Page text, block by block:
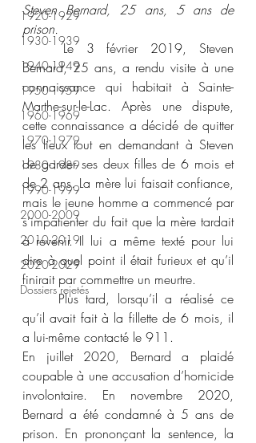
1920-1929
1930-1939
1940-1949
1950-1959
1960-1969
1970-1979
1980-1989
1990-1999
2000-2009
2010-2019
2020-2029
Dossiers rejetés
Steven Bernard, 25 ans, 5 ans de
prison.
	Le 3 février 2019, Steven
Bernard, 25 ans, a rendu visite à une
connaissance qui habitait à Sainte-
Marthe-sur-le-Lac. Après une dispute,
cette connaissance a décidé de quitter
les lieux tout en demandant à Steven
de garder ses deux filles de 6 mois et
de 2 ans. La mère lui faisait confiance,
mais le jeune homme a commencé par
s’impatienter du fait que la mère tardait
à revenir. Il lui a même texté pour lui
dire à quel point il était furieux et qu’il
finirait par commettre un meurtre.
	Plus tard, lorsqu’il a réalisé ce
qu’il avait fait à la fillette de 6 mois, il
a lui-même contacté le 911.
En juillet 2020, Bernard a plaidé
coupable à une accusation d’homicide
involontaire. En novembre 2020,
Bernard a été condamné à 5 ans de
prison. En prononçant la sentence, la